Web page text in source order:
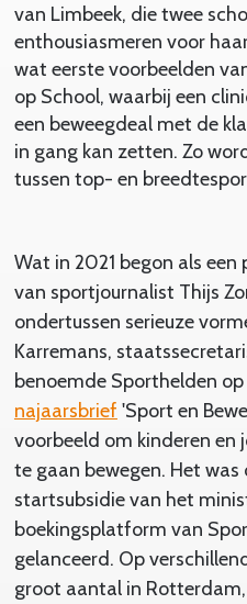
van Limbeek, die twee
enthousiasmeren voor
wat eerste voorbeelden
op School, waarbij een
een beweegdeal met de
in gang kan zetten. Zo
tussen top- en
Wat in 2021 begon als
van sportjournalist Thijs
ondertussen serieuze
Karremans,
benoemde Sporthelden
najaarsbrief 'Sport en
voorbeeld om kinderen en
te gaan bewegen. Het was
startsubsidie van het
boekingsplatform van
gelanceerd. Op
groot aantal in